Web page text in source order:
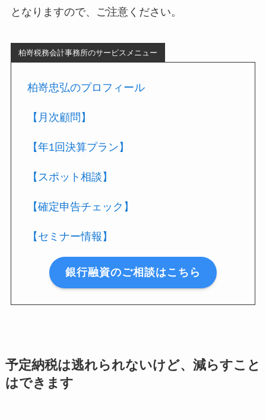
となりますので、ご注意ください。
柏嵜税務会計事務所のサービスメニュー
柏嵜忠弘のプロフィール
【月次顧問】
【年1回決算プラン】
【スポット相談】
【確定申告チェック】
【セミナー情報】
銀行融資のご相談はこちら
予定納税は逃れられないけど、減らすこと
はできます